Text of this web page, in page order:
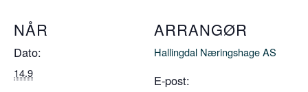
NÅR
Dato:
14.9
ARRANGØR
Hallingdal Næringshage AS
E-post: